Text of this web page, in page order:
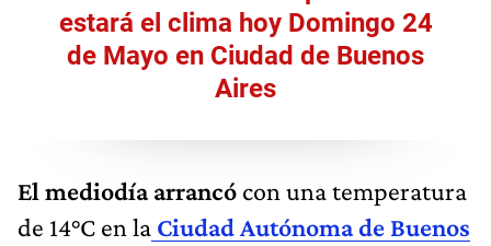
estará el clima hoy Domingo 24
de Mayo en Ciudad de Buenos
Aires
El mediodía arrancó con una temperatura
de 14°C en la Ciudad Autónoma de Buenos